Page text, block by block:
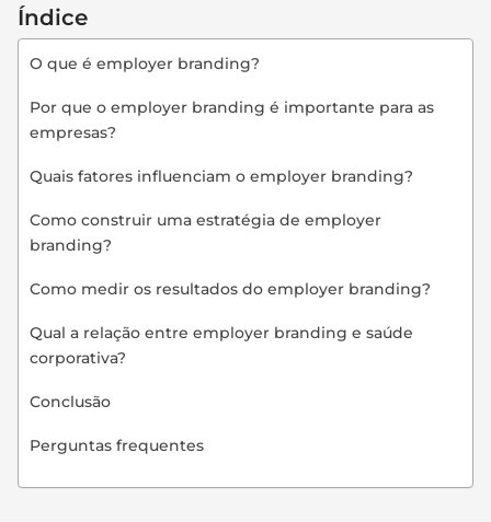
Índice
O que é employer branding?
Por que o employer branding é importante para as
empresas?
Quais fatores influenciam o employer branding?
Como construir uma estratégia de employer
branding?
Como medir os resultados do employer branding?
Qual a relação entre employer branding e saúde
corporativa?
Conclusão
Perguntas frequentes